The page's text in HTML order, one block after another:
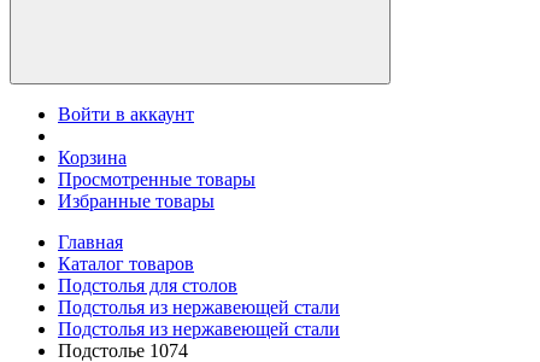
Войти в аккаунт
Корзина
Просмотренные товары
Избранные товары
Главная
Каталог товаров
Подстолья для столов
Подстолья из нержавеющей стали
Подстолья из нержавеющей стали
Подстолье 1074